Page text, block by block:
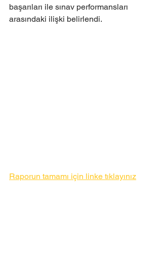
başarıları ile sınav performansları
arasındaki ilişki belirlendi.
Raporun tamamı için linke tıklayınız